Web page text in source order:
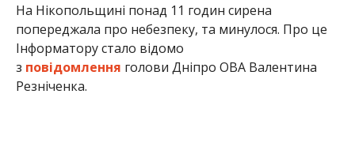
На Нікопольщинi понад 11 годин сирена
попереджала про небезпеку, та минулося. Про це
Інформатору стало відомо
з повідомлення голови Дніпро ОВА Валентина
Резніченка.